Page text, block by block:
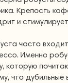
Крепость
и
часто
Именно
которую
что